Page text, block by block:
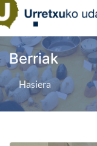
Berriak
Hasiera